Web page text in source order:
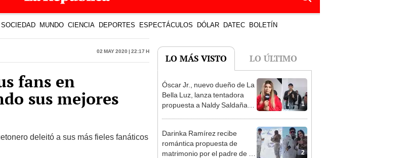
SOCIEDAD MUNDO CIENCIA DEPORTES ESPECTÁCULOS DÓLAR DATEC BOLETÍN
02 May 2020 | 22:17 h
fans en
sus mejores
deleitó a sus más fieles fanáticos
LO MÁS VISTO LO ÚLTIMO
1
Óscar Jr., nuevo dueño de La
Bella Luz, lanza tentadora
propuesta a Naldy Saldaña
tipo de ley”
2
Darinka Ramírez recibe
romántica propuesta de
matrimonio por el padre de su